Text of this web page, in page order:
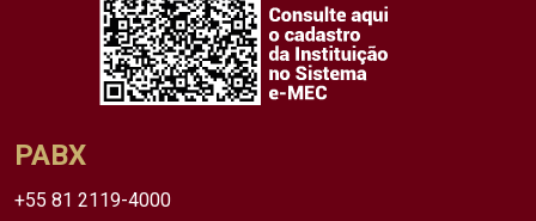
PABX
+55 81 2119-4000